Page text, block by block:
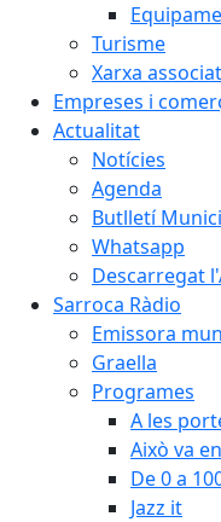
Turisme
Xarxa
Empreses i
Actualitat
Notícies
Agenda
Butlletí
Whatsapp
Descarregat
Sarroca Ràdio
Emissora
Graella
Programes
A les
Això va
De 0 a
Jazz it